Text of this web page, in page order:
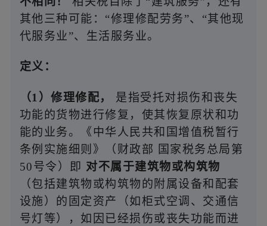
其他三种可能：“修理修配劳务”、“其他现
代服务业”、生活服务业。
定义：
（1）修理修配， 是指受托对损伤和丧失
功能的货物进行修复，使其恢复原状和功
能的业务。《中华人民共和国增值税暂行
条例实施细则》（财政部 国家税务总局第
50号令）即 对不属于建筑物或构筑物
（包括建筑物或构筑物的附属设备和配套
设施）的固定资产（如柜式空调、交通信
号灯等），如因已经损伤或丧失功能而进